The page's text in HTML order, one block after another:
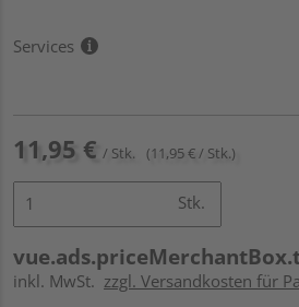
Services
11,95 € / Stk. (11,95 € / Stk.)
Stk.
inkl. MwSt. zzgl. Versandkosten für